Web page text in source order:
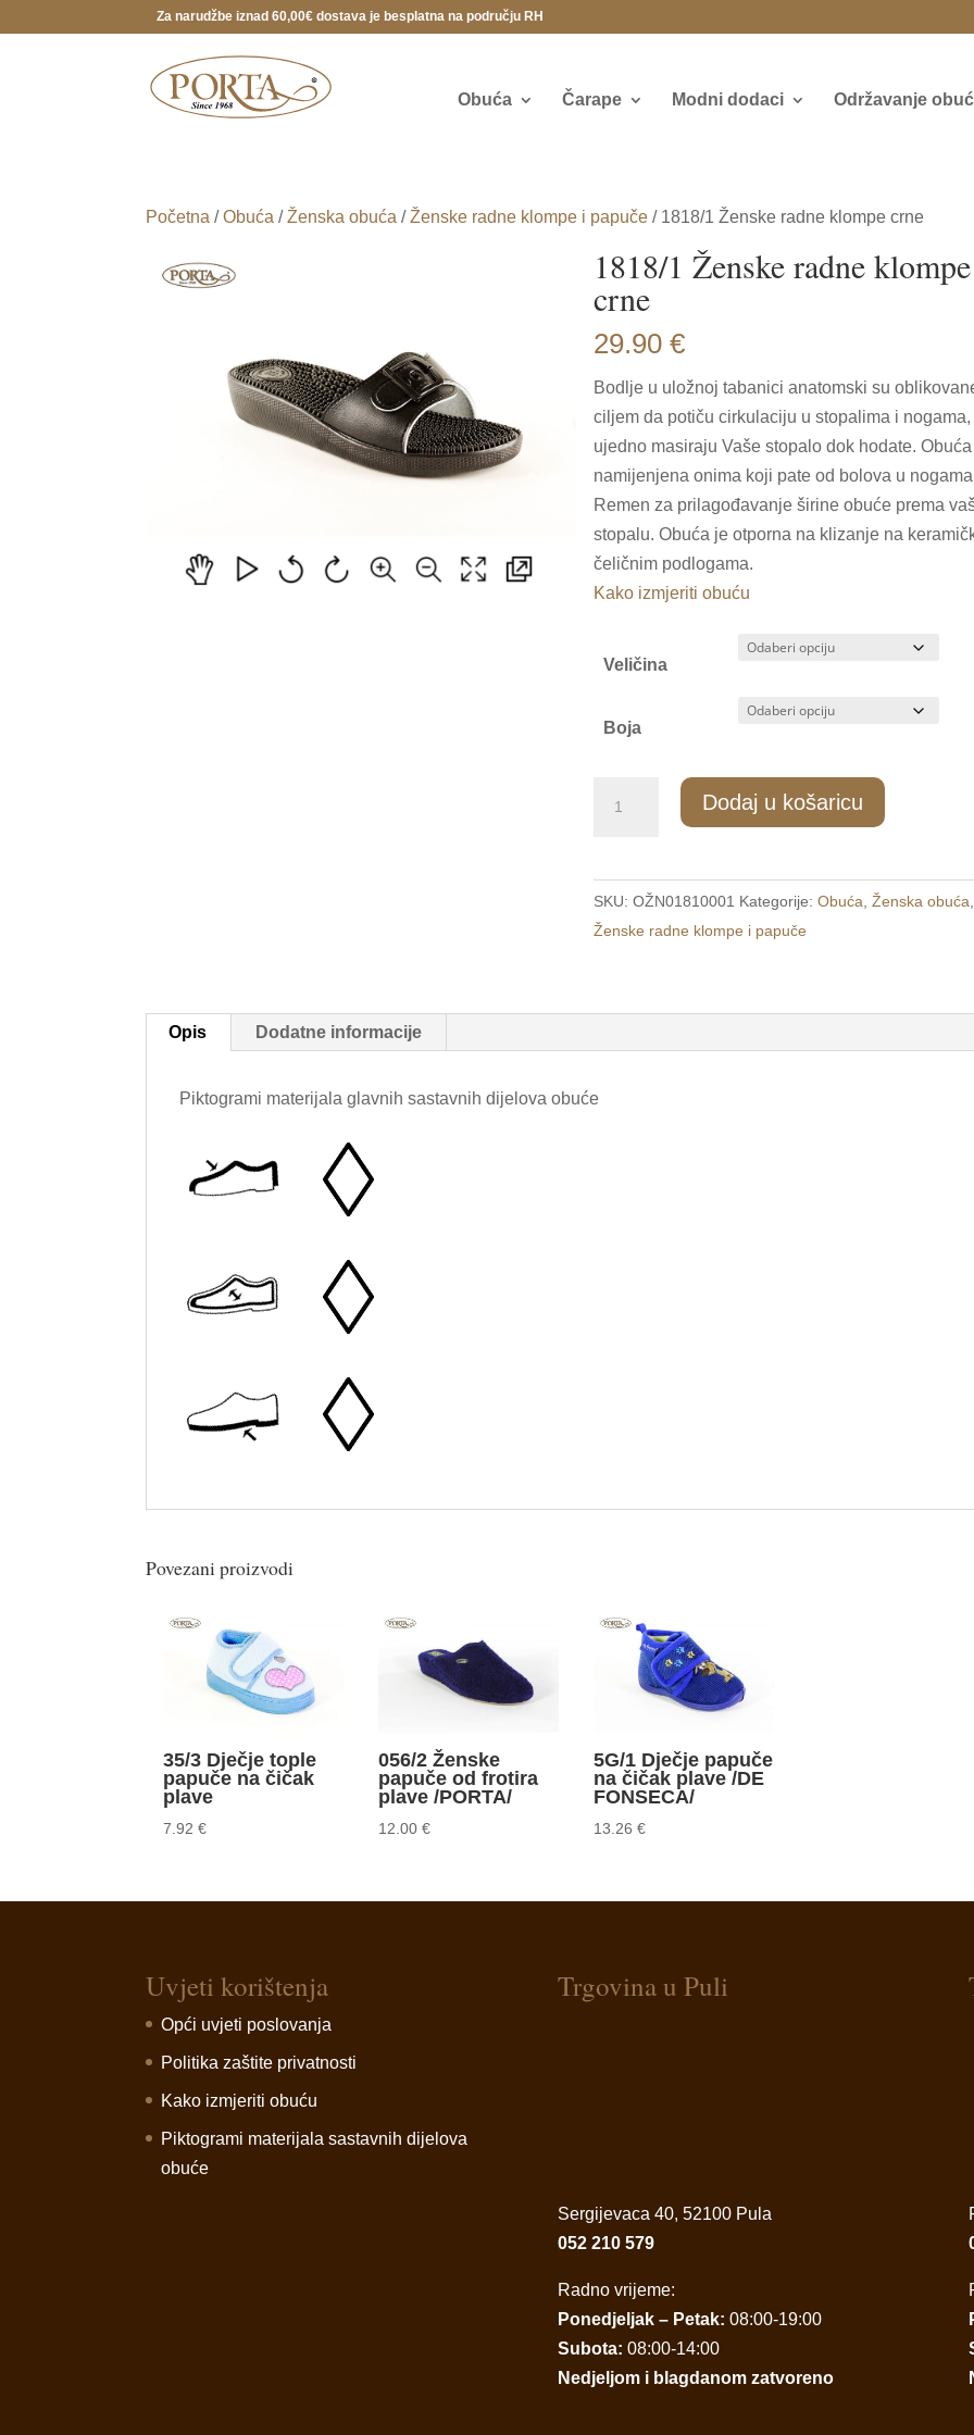
Za narudžbe iznad 60,00€ dostava je besplatna na području RH
Obuća Čarape Modni dodaci Održavanje
Početna /Obuća /Ženska obuća /Ženske radne klompe i papuče / 1818/1 Ženske radne klompe crne
1818/1 Ženske radne klompe
crne
29.90€
Bodlje u uložnoj tabanici anatomski su
ciljem da potiču cirkulaciju u stopalima i nogama,
ujedno masiraju Vaše stopalo dok hodate. Obuća
namijenjena onima koji pate od bolova u
Remen za prilagođavanje širine obuće prema
stopalu. Obuća je otporna na klizanje na
čeličnim podlogama.
Kako izmjeriti obuću
Veličina
Boja
klompe
crne
količina
Dodaj u košaricu
SKU:OŽN01810001 Kategorije:Obuća ,Ženska obuća
Ženske radne klompe i papuče
Opis Dodatne informacije
Piktogrami materijala glavnih sastavnih dijelova obuće
Povezani proizvodi
35/3 Dječje tople
papuče na čičak
plave
7.92€
056/2 Ženske
papuče od frotira
plave /PORTA/
12.00€
5G/1 Dječje papuče
na čičak plave /DE
FONSECA/
13.26€
Uvjeti korištenja
Opći uvjeti poslovanja
Politika zaštite privatnosti
Kako izmjeriti obuću
Piktogrami materijala sastavnih dijelova
obuće
Trgovina u Puli
Sergijevaca 40, 52100 Pula
052 210 579
Radno vrijeme:
Ponedjeljak – Petak: 08:00-19:00
Subota: 08:00-14:00
Nedjeljom i blagdanom zatvoreno